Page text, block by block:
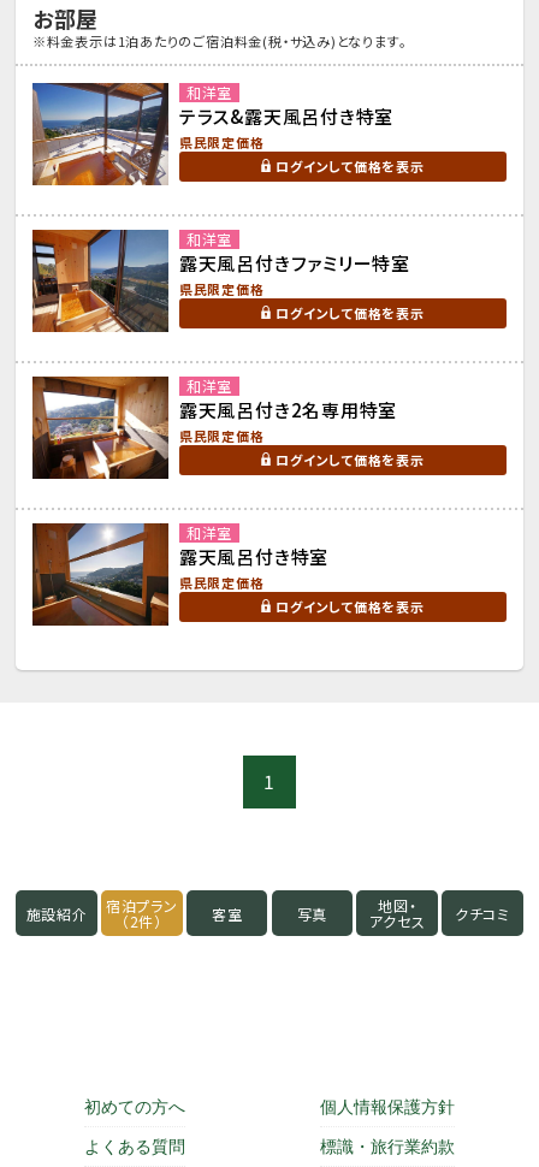
お部屋
※料金表示は1泊あたりのご宿泊料金(税・サ込み)となります。
和洋室
テラス&露天風呂付き特室
県民限定価格
ログインして価格を表示
和洋室
露天風呂付きファミリー特室
県民限定価格
ログインして価格を表示
和洋室
露天風呂付き2名専用特室
県民限定価格
ログインして価格を表示
和洋室
露天風呂付き特室
県民限定価格
ログインして価格を表示
1
施設紹介 宿泊プラン
（2件） 客室 写真 地図・
アクセス クチコミ
初めての方へ
よくある質問
個人情報保護方針
標識・旅行業約款